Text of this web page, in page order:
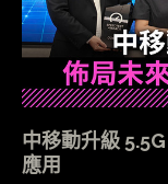
中移動升級
應用